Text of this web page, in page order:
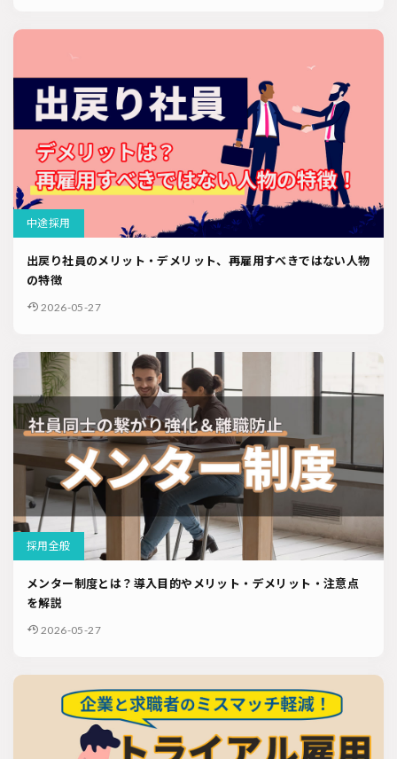
中途採用
出戻り社員のメリット・デメリット、再雇用すべきではない人物
の特徴
2026-05-27
採用全般
メンター制度とは？導入目的やメリット・デメリット・注意点
を解説
2026-05-27